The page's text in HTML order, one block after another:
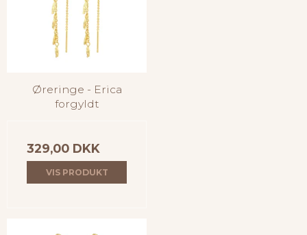
Øreringe - Erica
forgyldt
329,00 DKK
VIS PRODUKT